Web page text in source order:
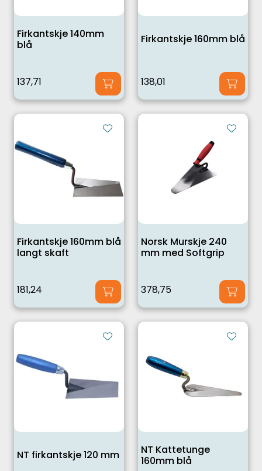
Firkantskje 140mm
blå
137,71
Firkantskje 160mm blå
138,01
Firkantskje 160mm blå
langt skaft
181,24
Norsk Murskje 240
mm med Softgrip
378,75
NT firkantskje 120 mm
NT Kattetunge
160mm blå